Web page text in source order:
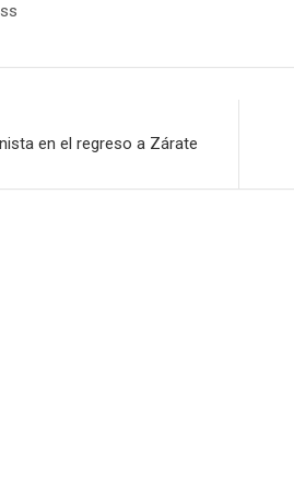
en el regreso a Zárate